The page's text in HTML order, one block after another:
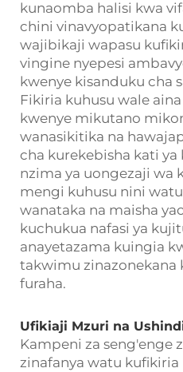
kunaomba halisi kwa
chini vinavyopatikana
wajibikaji wapasu
vingine nyepesi
kwenye kisanduku cha
Fikiria kuhusu wale
kwenye mikutano
wanasikitika na
cha kurekebisha kati ya
nzima ya uongezaji wa
mengi kuhusu nini
wanataka na maisha
kuchukua nafasi ya
anayetazama kuingia
takwimu zinazonekana
furaha.
Ufikiaji Mzuri na
Kampeni za seng'enge
zinafanya watu